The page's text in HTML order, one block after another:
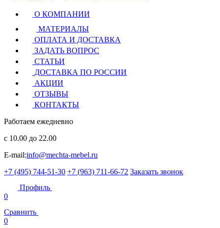
О КОМПАНИИ
МАТЕРИАЛЫ
ОПЛАТА И ДОСТАВКА
ЗАДАТЬ ВОПРОС
СТАТЬИ
ДОСТАВКА ПО РОССИИ
АКЦИИ
ОТЗЫВЫ
КОНТАКТЫ
Работаем ежедневно
с 10.00 до 22.00
E-mail:info@mechta-mebel.ru
+7 (495) 744-51-30 +7 (963) 711-66-72 Заказать звонок
Профиль
0
Сравнить
0